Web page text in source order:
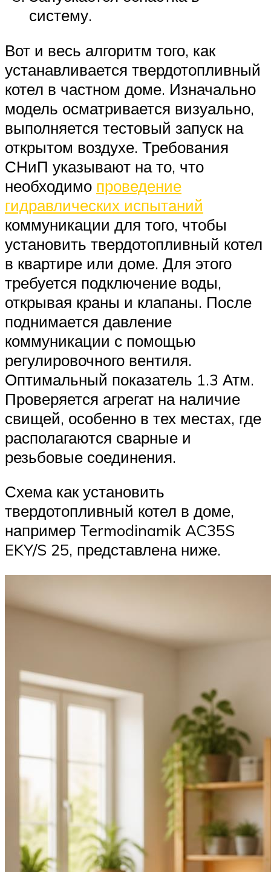
систему.
Вот и весь алгоритм того, как
устанавливается твердотопливный
котел в частном доме. Изначально
модель осматривается визуально,
выполняется тестовый запуск на
открытом воздухе. Требования
СНиП указывают на то, что
необходимо проведение
гидравлических испытаний
коммуникации для того, чтобы
установить твердотопливный котел
в квартире или доме. Для этого
требуется подключение воды,
открывая краны и клапаны. После
поднимается давление
коммуникации с помощью
регулировочного вентиля.
Оптимальный показатель 1.3 Атм.
Проверяется агрегат на наличие
свищей, особенно в тех местах, где
располагаются сварные и
резьбовые соединения.
Схема как установить
твердотопливный котел в доме,
например Termodinamik AC35S
EKY/S 25, представлена ниже.